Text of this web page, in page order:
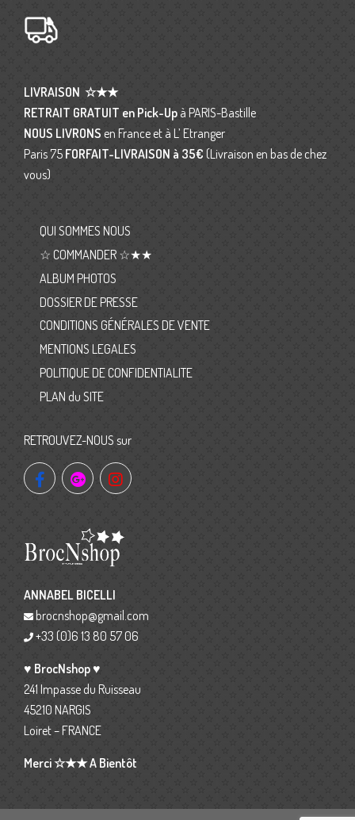
LIVRAISON ☆★★
RETRAIT GRATUIT en Pick-Up à PARIS-Bastille
NOUS LIVRONS en France et à L’ Etranger
Paris 75 FORFAIT-LIVRAISON à 35€ (Livraison en bas de chez
vous)
QUI SOMMES NOUS
☆ COMMANDER ☆★★
ALBUM PHOTOS
DOSSIER DE PRESSE
CONDITIONS GÉNÉRALES DE VENTE
MENTIONS LEGALES
POLITIQUE DE CONFIDENTIALITE
PLAN du SITE
RETROUVEZ-NOUS sur
ANNABEL BICELLI
brocnshop@gmail.com
+33 (0)6 13 80 57 06
♥ BrocNshop ♥
241 Impasse du Ruisseau
45210 NARGIS
Loiret – FRANCE
Merci ☆★★ A Bientôt